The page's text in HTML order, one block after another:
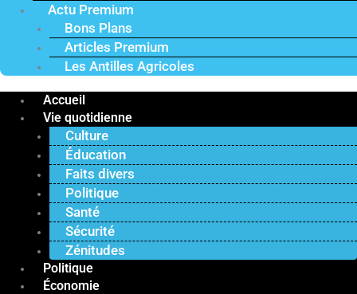
Actu Premium
Bons Plans
Articles Premium
Les Antilles Agricoles
Accueil
Vie quotidienne
Culture
Éducation
Faits divers
Politique
Santé
Sécurité
Zénitudes
Politique
Économie